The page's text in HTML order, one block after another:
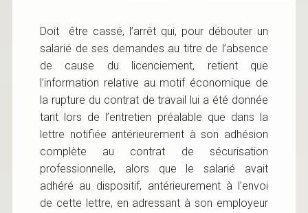
Doit être cassé, l’arrêt qui, pour débouter un
salarié de ses demandes au titre de l’absence
de cause du licenciement, retient que
l’information relative au motif économique de
la rupture du contrat de travail lui a été donnée
tant lors de l’entretien préalable que dans la
lettre notifiée antérieurement à son adhésion
complète au contrat de sécurisation
professionnelle, alors que le salarié avait
adhéré au dispositif, antérieurement à l’envoi
de cette lettre, en adressant à son employeur